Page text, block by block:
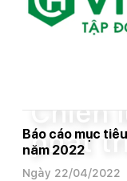
Chiến
phát
Báo cáo mục
năm 2022
Ngày 22/04/2022